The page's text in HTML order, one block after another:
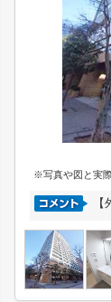
※写真や図と実